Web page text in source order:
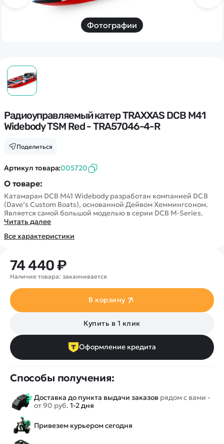
Фотографии
Радиоуправляемый катер TRAXXAS DCB M41
Widebody TSM Red - TRA57046-4-R
Поделиться
Артикул товара:005720
О товаре:
Катамаран DCB M41 Widebody разработан компанией DCB
(Dave’s Custom Boats), основанной Дейвом Хеммингсоном.
Является самой большой моделью в серии DCB M-Series.
Читать далее
Все характеристики
74 440 ₽
Наличие товара: заканчивается
В корзину
Купить в 1 клик
Оформление кредита
Способы получения:
Доставка до пункта выдачи заказов рядом с вами -
от 90 руб. 1-2 дня
Привезем курьером сегодня
Дополнительный способ связи
WhatsApp/Мобильный
Квадрокоптеры
Машинки
Танки
Вертолеты
Катера
Самолеты
Сборные модели
Детские электромобили
Спецтехника
Конструкторы
Запчасти для моделей
Информация
Оптовые продажи
Обзор квадрокоптеров
Аренда Квадрокоптеров
Покупка в кредит
Покупателю
Оплата и доставка
Помощь
Отследить заказ
Оплата на сайте